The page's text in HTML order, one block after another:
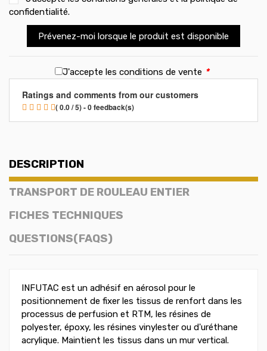
confidentialité.
Prévenez-moi lorsque le produit est disponible
J'accepte les conditions de vente *
Ratings and comments from our customers
( 0.0 / 5) - 0 feedback(s)
DESCRIPTION
TRANSPORT DE ROULEAU ENTIER
FICHES TECHNIQUES
QUESTIONS(FAQS)
INFUTAC est un adhésif en aérosol pour le
positionnement de fixer les tissus de renfort dans les
processus de perfusion et RTM, les résines de
polyester, époxy, les résines vinylester ou d'uréthane
acrylique. Maintient les tissus dans un mur vertical.